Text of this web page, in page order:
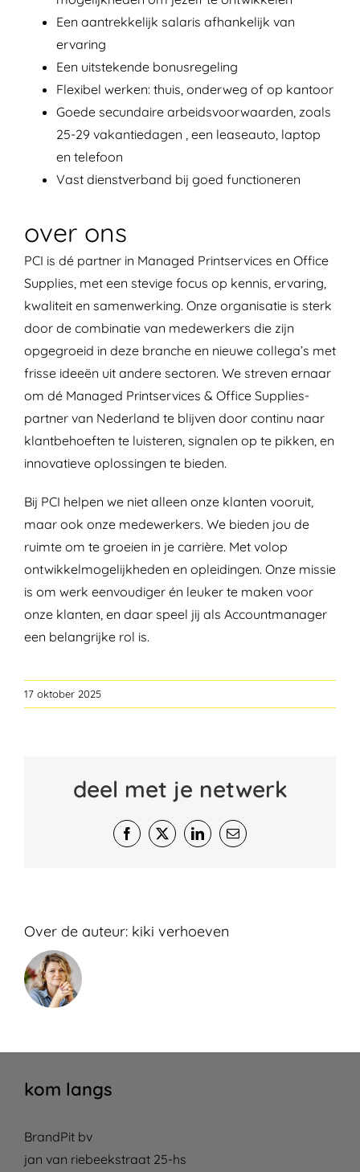
Een aantrekkelijk salaris afhankelijk van
ervaring
Een uitstekende bonusregeling
Flexibel werken: thuis, onderweg of op kantoor
Goede secundaire arbeidsvoorwaarden, zoals
25-29 vakantiedagen , een leaseauto, laptop
en telefoon
Vast dienstverband bij goed functioneren
over ons
PCI is dé partner in Managed Printservices en Office
Supplies, met een stevige focus op kennis, ervaring,
kwaliteit en samenwerking. Onze organisatie is sterk
door de combinatie van medewerkers die zijn
opgegroeid in deze branche en nieuwe collega’s met
frisse ideeën uit andere sectoren. We streven ernaar
om dé Managed Printservices & Office Supplies-
partner van Nederland te blijven door continu naar
klantbehoeften te luisteren, signalen op te pikken, en
innovatieve oplossingen te bieden.
Bij PCI helpen we niet alleen onze klanten vooruit,
maar ook onze medewerkers. We bieden jou de
ruimte om te groeien in je carrière. Met volop
ontwikkelmogelijkheden en opleidingen. Onze missie
is om werk eenvoudiger én leuker te maken voor
onze klanten, en daar speel jij als Accountmanager
een belangrijke rol is.
17 oktober 2025
deel met je netwerk
Facebook
X LinkedIn
E-
mail
Over de auteur: kiki verhoeven
kom langs
BrandPit bv
jan van riebeekstraat 25-hs